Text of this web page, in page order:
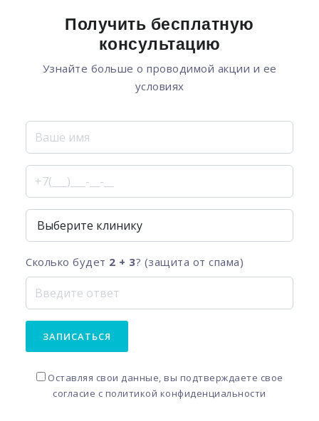
Получить бесплатную
консультацию
Узнайте больше о проводимой акции и ее
условиях
Сколько будет 2 + 3? (защита от спама)
ЗАПИСАТЬСЯ
Оставляя свои данные, вы подтверждаете свое
согласие с политикой конфиденциальности